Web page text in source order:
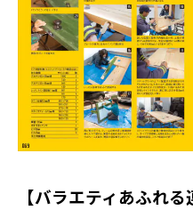
【バラエティあふれる